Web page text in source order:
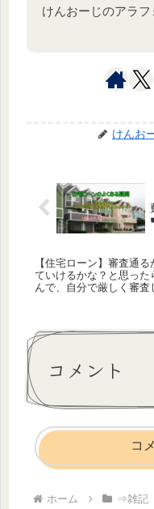
けんおーじのアラ
けんお
【住宅ローン】審査通る
ていけるかな？と思っ
んで、自分で厳しく審査
コメント
コ
ホーム ⇒雑記